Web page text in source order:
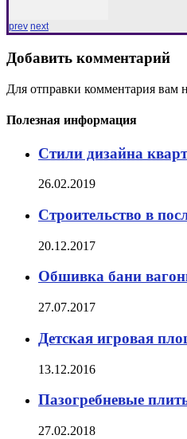
prev next
Добавить комментарий
Для отправки комментария вам
Полезная информация
Стили дизайна
26.02.2019
Строительство в
20.12.2017
Обшивка бани
27.07.2017
Детская игровая
13.12.2016
Пазогребневые
27.02.2018